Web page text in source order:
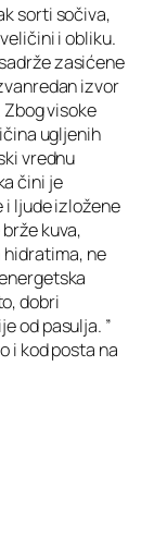
sorti sočiva,
i obliku.
zasićene
izvor
visoke
ugljenih
vrednu
čini je
i ljude izložene
kuva,
hidratima, ne
dobri
od pasulja. ”
i kod posta na